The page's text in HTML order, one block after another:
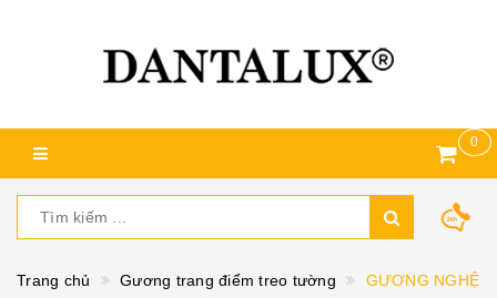
0
Trang chủ Gương trang điểm treo tường
GƯƠNG NGHỆ